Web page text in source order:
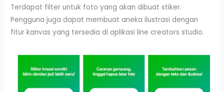
Terdapat filter untuk foto yang akan dibuat stiker.
Pengguna juga dapat membuat aneka ilustrasi dengan
fitur kanvas yang tersedia di aplikasi line creators studio.